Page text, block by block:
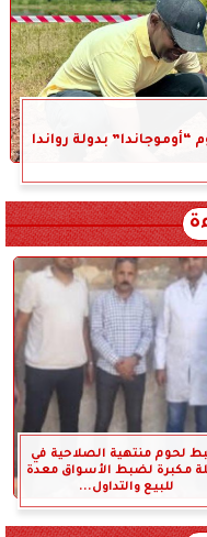
بدولة رواندا
لحوم منتهية الصلاحية في
مكبرة لضبط الأسواق معدة
للبيع والتداول...